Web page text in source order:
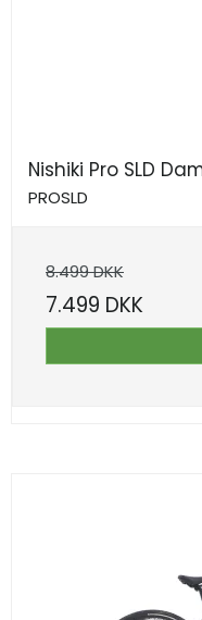
Nishiki Pro SLD
PROSLD
8.499 DKK
7.499 DKK